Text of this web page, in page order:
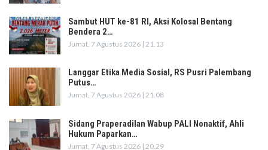
Sambut HUT ke-81 RI, Aksi Kolosal Bentang
Bendera 2…
Jumat, 7 Agustus 2026 | 21.13
Langgar Etika Media Sosial, RS Pusri Palembang
Putus…
Jumat, 7 Agustus 2026 | 21.08
Sidang Praperadilan Wabup PALI Nonaktif, Ahli
Hukum Paparkan…
Jumat, 7 Agustus 2026 | 20.29